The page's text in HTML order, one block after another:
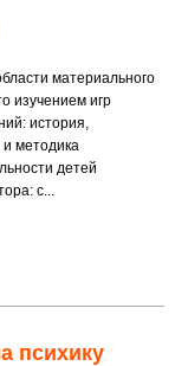
материального
изучением игр
история,
и методика
детей
с...
психику